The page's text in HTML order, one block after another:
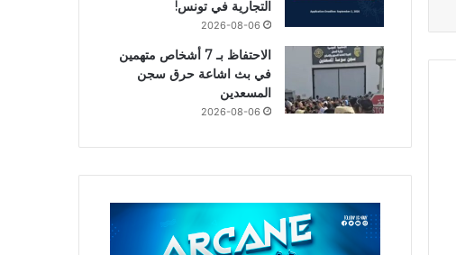
التجارية في تونس!
2026-08-06
الاحتفاظ بـ 7 أشخاص متهمين
في بث اشاعة حرق سجن
المسعدين
2026-08-06